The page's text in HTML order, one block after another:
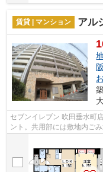
賃貸 | マンション アル
セブンイレブン 吹田垂水町
ント。共用部には敷地内ご
ちらの物件はマンションで